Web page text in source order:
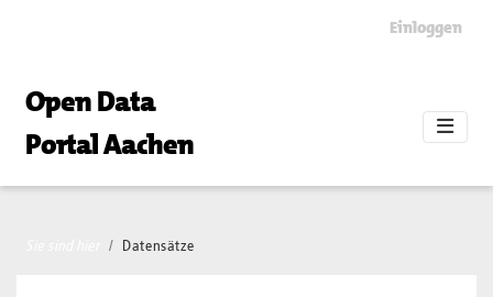
Einloggen
Open Data
Portal Aachen
Datensätze